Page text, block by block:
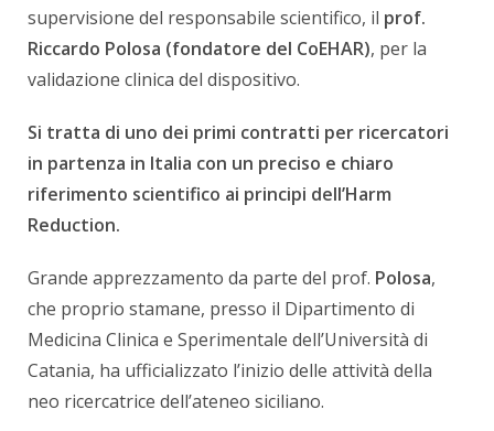
supervisione del responsabile scientifico, il prof.
Riccardo Polosa (fondatore del CoEHAR), per la
validazione clinica del dispositivo.
Si tratta di uno dei primi contratti per ricercatori
in partenza in Italia con un preciso e chiaro
riferimento scientifico ai principi dell’Harm
Reduction.
Grande apprezzamento da parte del prof. Polosa,
che proprio stamane, presso il Dipartimento di
Medicina Clinica e Sperimentale dell’Università di
Catania, ha ufficializzato l’inizio delle attività della
neo ricercatrice dell’ateneo siciliano.